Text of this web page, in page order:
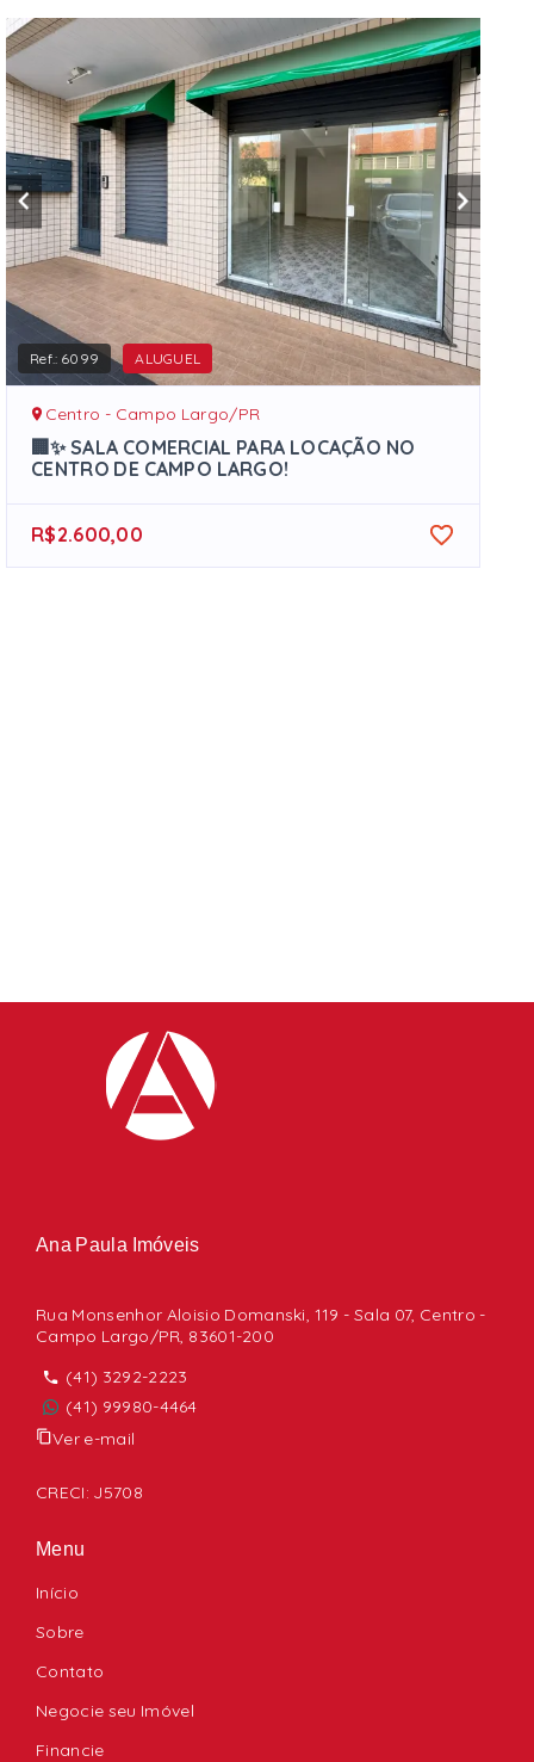
Ref.: 6099 ALUGUEL
Centro - Campo Largo/PR
🏢✨ SALA COMERCIAL PARA LOCAÇÃO NO
CENTRO DE CAMPO LARGO!
R$2.600,00
Ana Paula Imóveis
Rua Monsenhor Aloisio Domanski, 119 - Sala 07, Centro -
Campo Largo/PR, 83601-200
(41) 3292-2223
(41) 99980-4464
Ver e-mail
CRECI: J5708
Menu
Início
Sobre
Contato
Negocie seu Imóvel
Financie